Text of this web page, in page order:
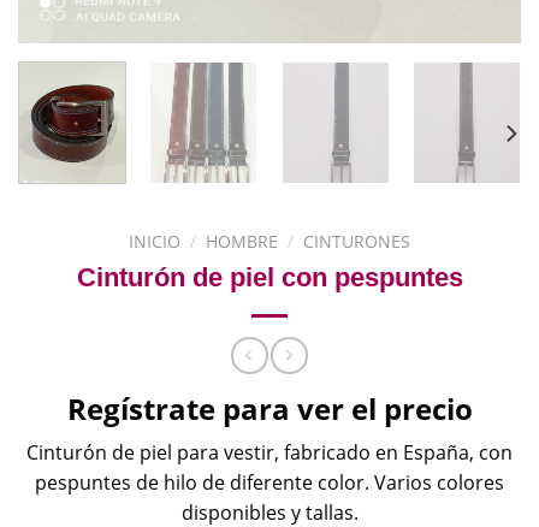
INICIO / HOMBRE / CINTURONES
Cinturón de piel con pespuntes
Regístrate para ver el precio
Cinturón de piel para vestir, fabricado en España, con
pespuntes de hilo de diferente color. Varios colores
disponibles y tallas.